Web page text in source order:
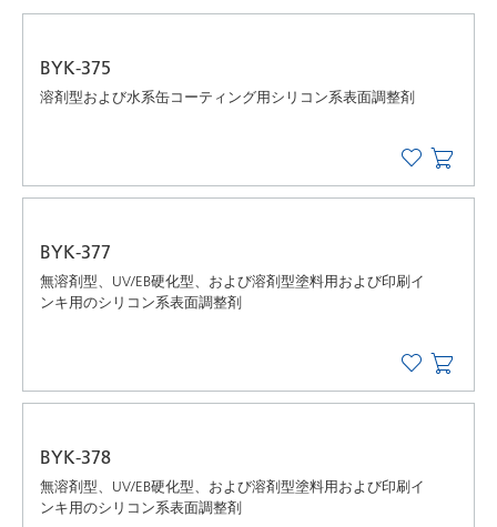
BYK-375
溶剤型および水系缶コーティング用シリコン系表面調整剤
BYK-377
無溶剤型、UV/EB硬化型、および溶剤型塗料用および印刷イ
ンキ用のシリコン系表面調整剤
BYK-378
無溶剤型、UV/EB硬化型、および溶剤型塗料用および印刷イ
ンキ用のシリコン系表面調整剤